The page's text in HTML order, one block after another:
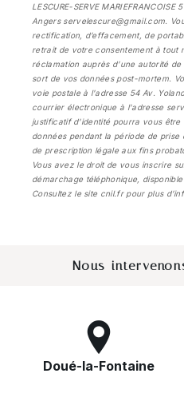
LESCURE-SERVE
Angers servelescure@gmail.com.
rectification, d’effacement, de
retrait de votre consentement à tout
réclamation auprès d’une autorité
sort de vos données post-mortem.
voie postale à l'adresse 54 Av.
courrier électronique à l'adresse
justificatif d'identité pourra vous
données pendant la période de
de prescription légale aux fins
Vous avez le droit de vous inscrire
démarchage téléphonique,
Consultez le site cnil.fr pour plus
Nous
Doué-la-Fontaine